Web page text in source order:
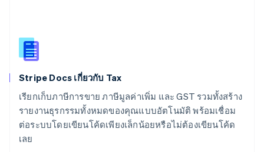
Stripe Docs เกี่ยวกับ Tax
เรียกเก็บภาษีการขาย ภาษีมูลค่าเพิ่ม และ GST รวมทั้งสร้าง
รายงานธุรกรรมทั้งหมดของคุณแบบอัตโนมัติ พร้อมเชื่อม
ต่อระบบโดยเขียนโค้ดเพียงเล็กน้อยหรือไม่ต้องเขียนโค้ด
เลย
English
สาธารณรัฐเช็ก
สิงคโปร์
English简体中文
English
ออสเตรีย